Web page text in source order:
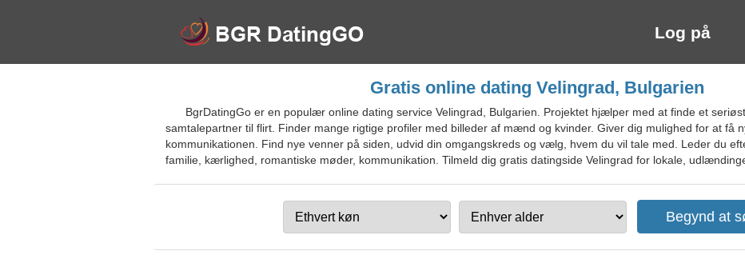
Log på
Gratis online dating Velingrad, Bulgarien
BgrDatingGo er en populær online dating service Velingrad, Bulgarien. Projektet hjælper med at finde et
samtalepartner til flirt. Finder mange rigtige profiler med billeder af mænd og kvinder. Giver dig mulighed for at få
kommunikationen. Find nye venner på siden, udvid din omgangskreds og vælg, hvem du vil tale med. Leder du
familie, kærlighed, romantiske møder, kommunikation. Tilmeld dig gratis datingside Velingrad for lokale,